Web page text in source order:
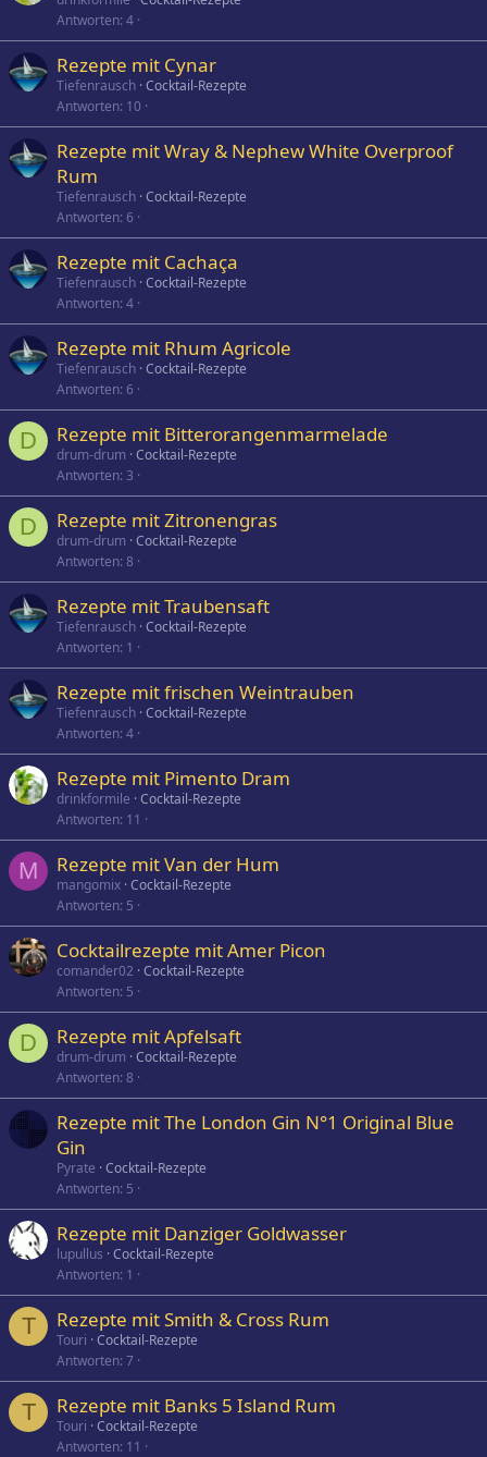
Antworten 4
Rezepte mit Cynar
Tiefenrausch Cocktail-Rezepte
Antworten 10
Rezepte mit Wray & Nephew White Overproof
Rum
Tiefenrausch Cocktail-Rezepte
Antworten 6
Rezepte mit Cachaça
Tiefenrausch Cocktail-Rezepte
Antworten 4
Rezepte mit Rhum Agricole
Tiefenrausch Cocktail-Rezepte
Antworten 6
D Rezepte mit Bitterorangenmarmelade
drum-drum Cocktail-Rezepte
Antworten 3
D Rezepte mit Zitronengras
drum-drum Cocktail-Rezepte
Antworten 8
Rezepte mit Traubensaft
Tiefenrausch Cocktail-Rezepte
Antworten 1
Rezepte mit frischen Weintrauben
Tiefenrausch Cocktail-Rezepte
Antworten 4
Rezepte mit Pimento Dram
drinkformile Cocktail-Rezepte
Antworten 11
M Rezepte mit Van der Hum
mangomix Cocktail-Rezepte
Antworten 5
Cocktailrezepte mit Amer Picon
comander02 Cocktail-Rezepte
Antworten 5
D Rezepte mit Apfelsaft
drum-drum Cocktail-Rezepte
Antworten 8
Rezepte mit The London Gin N°1 Original Blue
Gin
Pyrate Cocktail-Rezepte
Antworten 5
Rezepte mit Danziger Goldwasser
lupullus Cocktail-Rezepte
Antworten 1
T Rezepte mit Smith & Cross Rum
Touri Cocktail-Rezepte
Antworten 7
T Rezepte mit Banks 5 Island Rum
Touri Cocktail-Rezepte
Antworten 11